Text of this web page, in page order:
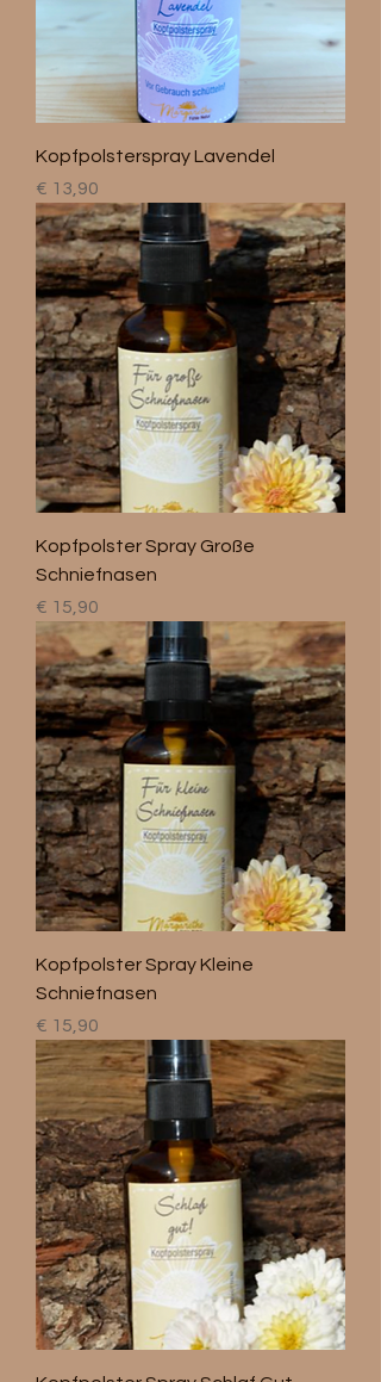
Kopfpolsterspray Lavendel
Preis
€ 13,90
Kopfpolster Spray Große
Schniefnasen
Preis
€ 15,90
Kopfpolster Spray Kleine
Schniefnasen
Preis
€ 15,90